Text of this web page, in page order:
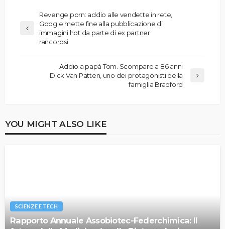
Revenge porn: addio alle vendette in rete,
Google mette fine alla pubblicazione di
immagini hot da parte di ex partner
rancorosi
Addio a papà Tom. Scompare a 86 anni
Dick Van Patten, uno dei protagonisti della
famiglia Bradford
YOU MIGHT ALSO LIKE
SCIENZE E TECH
Rapporto Annuale Assobiotec-Federchimica: Il